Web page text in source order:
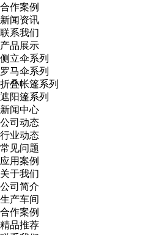
合作案例
新闻资讯
联系我们
产品展示
侧立伞系列
罗马伞系列
折叠帐篷系列
遮阳篷系列
新闻中心
公司动态
行业动态
常见问题
应用案例
关于我们
公司简介
生产车间
合作案例
精品推荐